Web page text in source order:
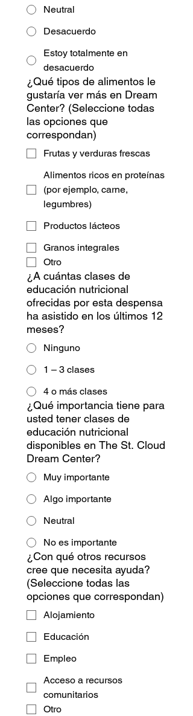
Neutral
Desacuerdo
Estoy totalmente en
desacuerdo
¿Qué tipos de alimentos le
gustaría ver más en Dream
Center? (Seleccione todas
las opciones que
correspondan)
Frutas y verduras frescas
Alimentos ricos en proteínas
(por ejemplo, carne,
legumbres)
Productos lácteos
Granos integrales
Otro
¿A cuántas clases de
educación nutricional
ofrecidas por esta despensa
ha asistido en los últimos 12
meses?
Ninguno
1 – 3 clases
4 o más clases
¿Qué importancia tiene para
usted tener clases de
educación nutricional
disponibles en The St. Cloud
Dream Center?
Muy importante
Algo importante
Neutral
No es importante
¿Con qué otros recursos
cree que necesita ayuda?
(Seleccione todas las
opciones que correspondan)
Alojamiento
Educación
Empleo
Acceso a recursos
comunitarios
Otro